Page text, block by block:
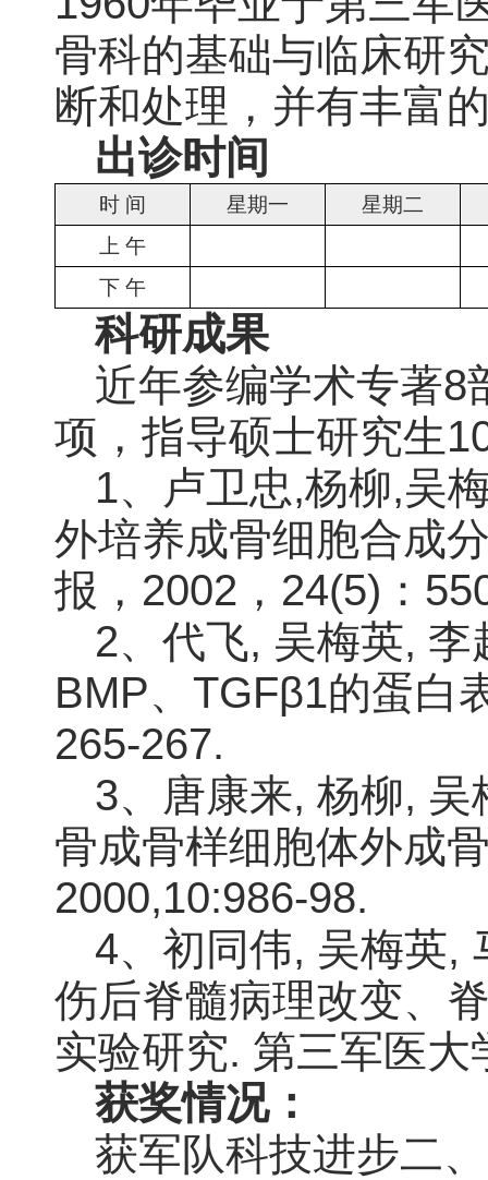
骨科的基础与临床研
断和处理，并有丰富
出诊时间
时 间 星期一
星期二
上 午
下 午
科研成果
近年参编学术专著8
项，指导硕士研究生
1、卢卫忠,杨柳,吴
外培养成骨细胞合成
报，2002，24(5)：
2、代飞, 吴梅英,
BMP、TGFβ1的蛋白
265-267.
3、唐康来, 杨柳,
骨成骨样细胞体外成
2000,10:986-98.
4、初同伟, 吴梅英,
伤后脊髓病理改变、
实验研究. 第三军医
获奖情况：
获军队科技进步二